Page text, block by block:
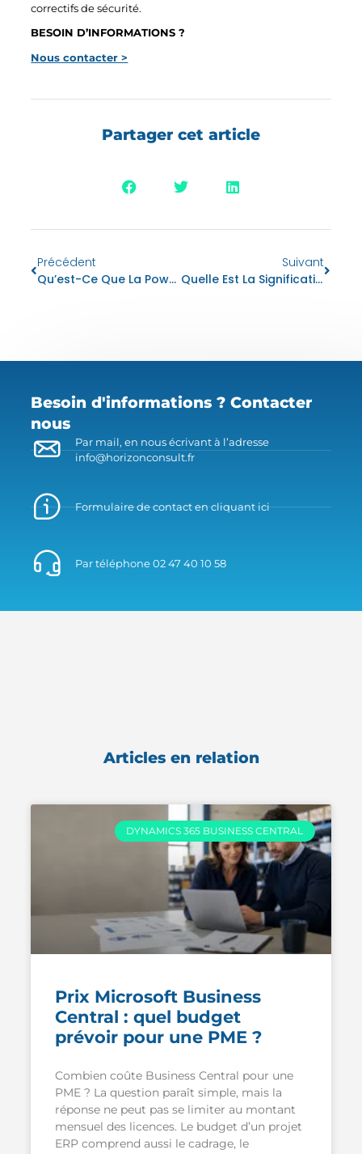
correctifs de sécurité.
BESOIN D’INFORMATIONS ?
Nous contacter >
Partager cet article
Précédent
Qu’est-Ce Que La Power Platform ?
Suivant
Quelle Est La Signification ERP ?
Besoin d'informations ? Contacter
nous
Par mail, en nous écrivant à l’adresse
info@horizonconsult.fr
Formulaire de contact en cliquant ici
Par téléphone 02 47 40 10 58
Articles en relation
DYNAMICS 365 BUSINESS CENTRAL
Prix Microsoft Business
Central : quel budget
prévoir pour une PME ?
Combien coûte Business Central pour une
PME ? La question paraît simple, mais la
réponse ne peut pas se limiter au montant
mensuel des licences. Le budget d’un projet
ERP comprend aussi le cadrage, le